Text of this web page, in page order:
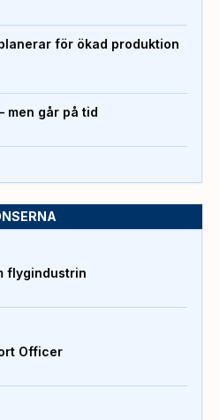
för ökad produktion
men går på tid
flygindustrin
Officer